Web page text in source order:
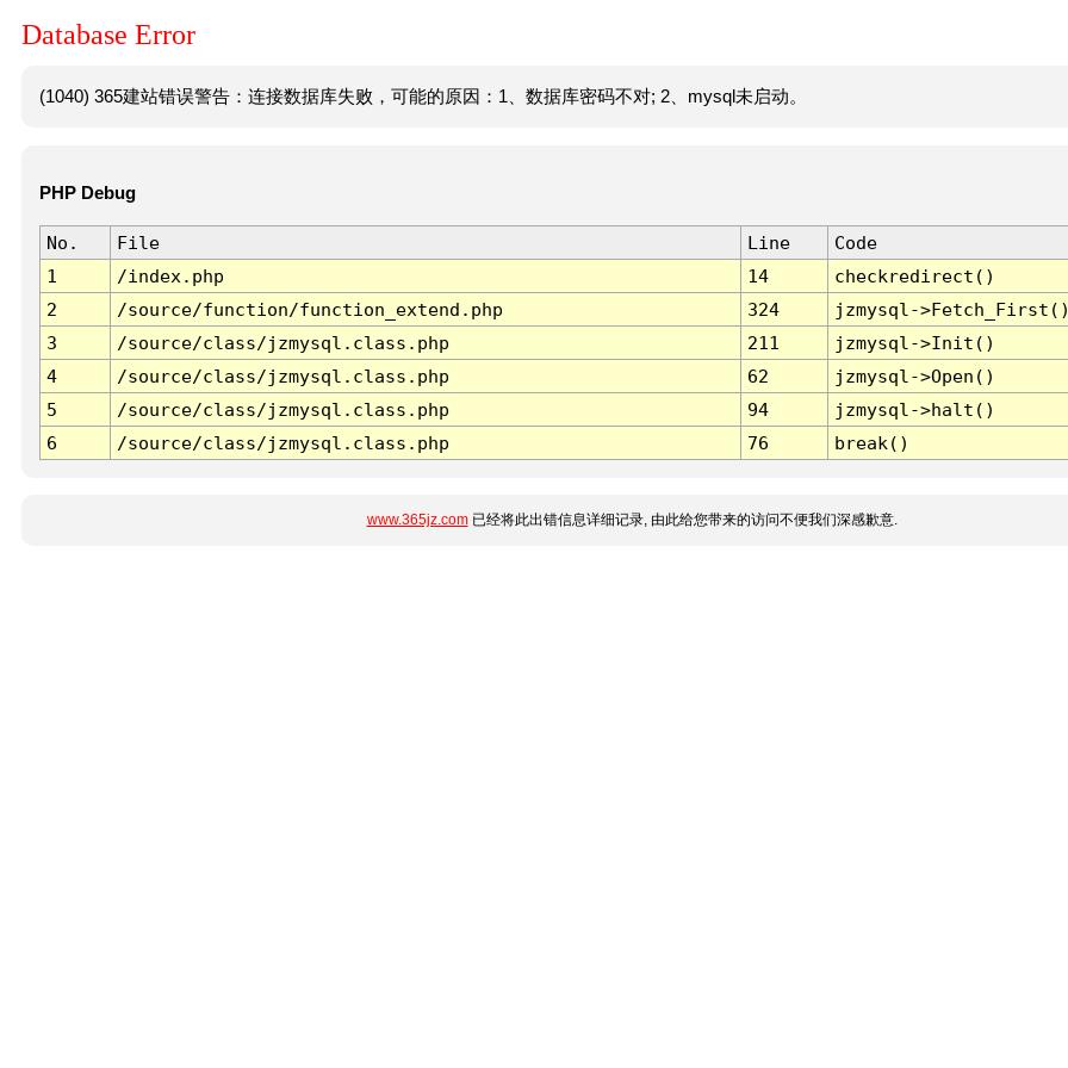
Database Error
(1040) 365建站错误警告：连接数据库失败，可能的原因：1、数据库密码不对; 2、mysql未启动。
PHP Debug
No. File Line
Code
1
/index.php 14
checkredirect()
2
/source/function/function_extend.php 324
jzmysql-
3
/source/class/jzmysql.class.php 211
jzmysql->Init()
4
/source/class/jzmysql.class.php 62
jzmysql->Open()
5
/source/class/jzmysql.class.php 94
jzmysql->halt()
6
/source/class/jzmysql.class.php 76 break()
www.365jz.com已经将此出错信息详细记录, 由此给您带来的访问不便我们深感歉意.